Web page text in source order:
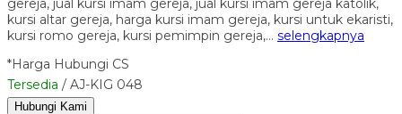
gereja, jual kursi imam gereja, jual kursi imam gereja katolik,
kursi altar gereja, harga kursi imam gereja, kursi untuk ekaristi,
kursi romo gereja, kursi pemimpin gereja,… selengkapnya
*Harga Hubungi CS
Tersedia / AJ-KIG 048
Hubungi Kami